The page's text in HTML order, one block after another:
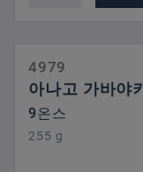
4979
아나고 가바야키
9온스
255 g